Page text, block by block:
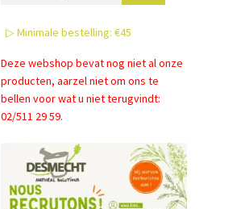
▷ Minimale bestelling: €45
Deze webshop bevat nog niet al onze
producten, aarzel niet om ons te
bellen voor wat u niet terugvindt:
02/511 29 59.